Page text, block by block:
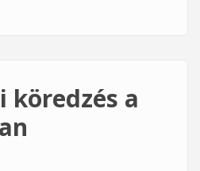
köredzés a